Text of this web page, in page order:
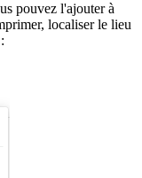
pouvez l'ajouter à
localiser le lieu